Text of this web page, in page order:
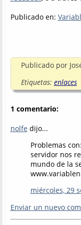
Publicado en:
Publicado por
Etiquetas: enlaces
1 comentario:
nolfe dijo...
Problemas
servidor nos
mundo de la
miércoles, 29
Enviar un nuevo